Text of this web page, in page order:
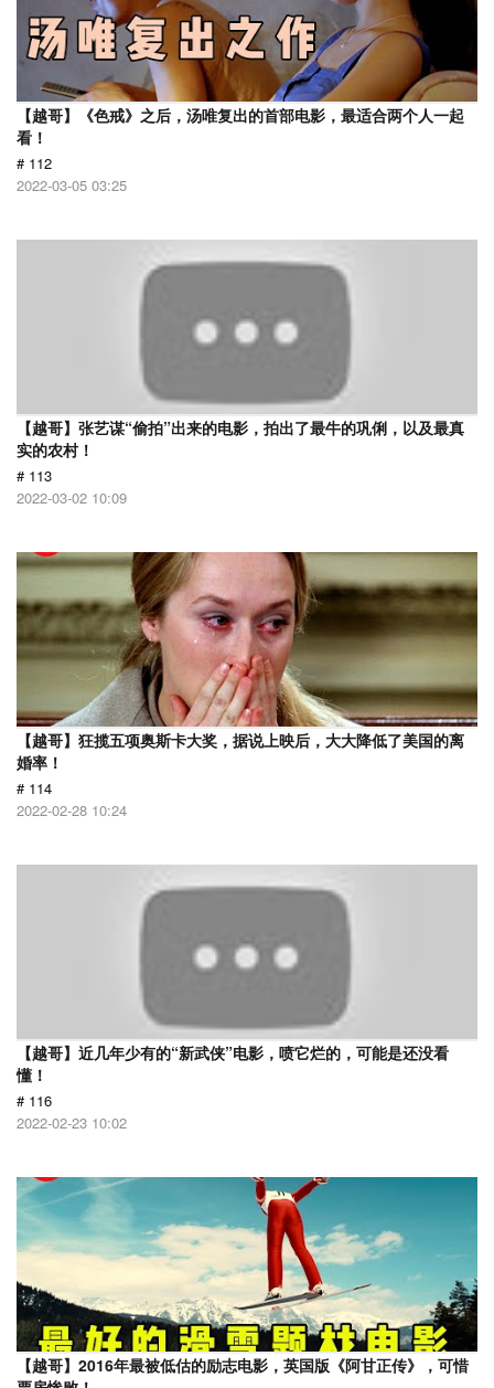
【越哥】《色戒》之后，汤唯复出的首部电影，最适合两个人一起
看！
# 112
2022-03-05 03:25
【越哥】张艺谋“偷拍”出来的电影，拍出了最牛的巩俐，以及最真
实的农村！
# 113
2022-03-02 10:09
【越哥】狂揽五项奥斯卡大奖，据说上映后，大大降低了美国的离
婚率！
# 114
2022-02-28 10:24
【越哥】近几年少有的“新武侠”电影，喷它烂的，可能是还没看
懂！
# 116
2022-02-23 10:02
【越哥】2016年最被低估的励志电影，英国版《阿甘正传》，可惜